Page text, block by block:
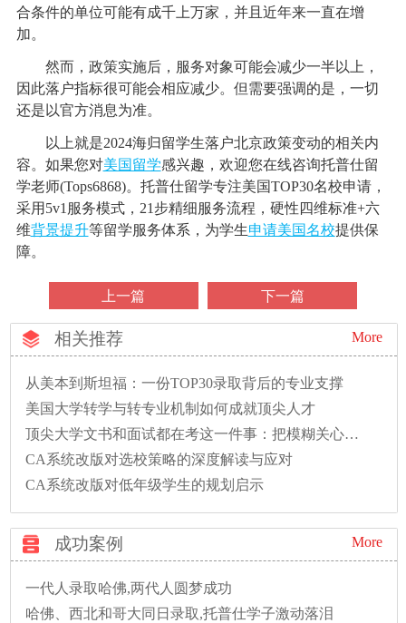
合条件的单位可能有成千上万家，并且近年来一直在增
加。
然而，政策实施后，服务对象可能会减少一半以上，
因此落户指标很可能会相应减少。但需要强调的是，一切
还是以官方消息为准。
以上就是2024海归留学生落户北京政策变动的相关内
容。如果您对美国留学感兴趣，欢迎您在线咨询托普仕留
学老师(Tops6868)。托普仕留学专注美国TOP30名校申请，
采用5v1服务模式，21步精细服务流程，硬性四维标准+六
维背景提升等留学服务体系，为学生申请美国名校提供保
障。
上一篇 下一篇
相关推荐 More
从美本到斯坦福：一份TOP30录取背后的专业支撑
美国大学转学与转专业机制如何成就顶尖人才
顶尖大学文书和面试都在考这一件事：把模糊关心变成精准问题
CA系统改版对选校策略的深度解读与应对
CA系统改版对低年级学生的规划启示
成功案例 More
一代人录取哈佛,两代人圆梦成功
哈佛、西北和哥大同日录取,托普仕学子激动落泪